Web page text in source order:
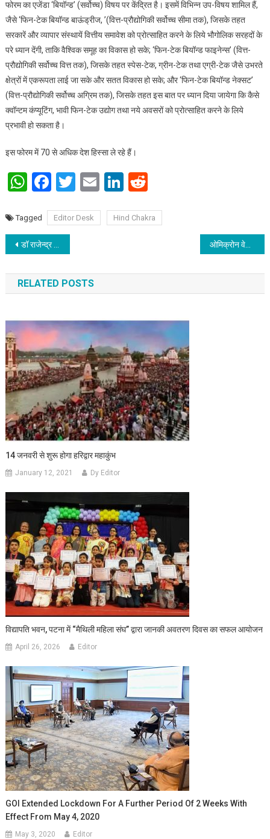
फोरम का एजेंडा ‘बियॉन्ड’ (सर्वोच्च) विषय पर केंद्रित है। इसमें विभिन्न उप-विषय शामिल हैं,
जैसे ‘फिन-टेक बियॉन्ड बाऊंड्रीज, ’(वित्त-प्रौद्योगिकी सर्वोच्च सीमा तक), जिसके तहत
सरकारें और व्यापार संस्थायें वित्तीय समावेश को प्रोत्साहित करने के लिये भौगोलिक सरहदों के
परे ध्यान देंगी, ताकि वैश्विक समूह का विकास हो सके; ‘फिन-टेक बियॉन्ड फाइनेन्स’ (वित्त-
प्रौद्योगिकी सर्वोच्च वित्त तक), जिसके तहत स्पेस-टेक, ग्रीन-टेक तथा एग्री-टेक जैसे उभरते
क्षेत्रों में एकरूपता लाई जा सके और सतत विकास हो सके; और ‘फिन-टेक बियॉन्ड नेक्सट’
(वित्त-प्रौद्योगिकी सर्वोच्च अग्रिम तक), जिसके तहत इस बात पर ध्यान दिया जायेगा कि कैसे
क्वॉन्टम कंप्यूटिंग, भावी फिन-टेक उद्योग तथा नये अवसरों को प्रोत्साहित करने के लिये
प्रभावी हो सकता है।
इस फोरम में 70 से अधिक देश हिस्सा ले रहे हैं।
WhatsApp
Facebook
Twitter
EmailLinkedIn
Reddit
Tagged Editor Desk Hind Chakra
Post navigation
डॉ राजेन्द्र प्रसाद स्मृति सम्मान से सम्मानित हुए विभूतियों ओमिक्रोन वेरिएंट: भारत के लोगों में कोरोना के खिलाफ प्राकृतिक प्रतिरोधकता ज्यादा है
RELATED POSTS
14 जनवरी से शुरू होगा हरिद्वार महाकुंभ
January 12, 2021 Dy Editor
विद्यापति भवन, पटना में “मैथिली महिला संघ” द्वारा जानकी अवतरण दिवस का सफल आयोजन
April 26, 2026 Editor
GOI Extended Lockdown For A Further Period Of 2 Weeks With
Effect From May 4, 2020
May 3, 2020 Editor